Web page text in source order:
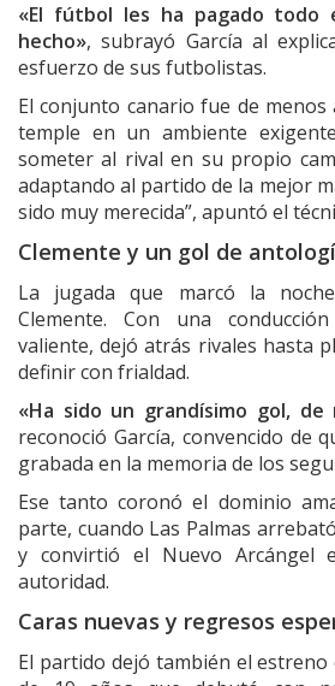
«El fútbol les ha pagado todo
hecho», subrayó García al
esfuerzo de sus futbolistas.
El conjunto canario fue de menos
temple en un ambiente
someter al rival en su propio
adaptando al partido de la mejor
sido muy merecida”, apuntó el
Clemente y un gol de
La jugada que marcó la
Clemente. Con una
valiente, dejó atrás rivales hasta
definir con frialdad.
«Ha sido un grandísimo gol, de
reconoció García, convencido de
grabada en la memoria de los
Ese tanto coronó el dominio
parte, cuando Las Palmas
y convirtió el Nuevo Arcángel
autoridad.
Caras nuevas y regresos
El partido dejó también el estreno